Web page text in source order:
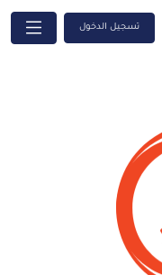
تسجيل الدخول